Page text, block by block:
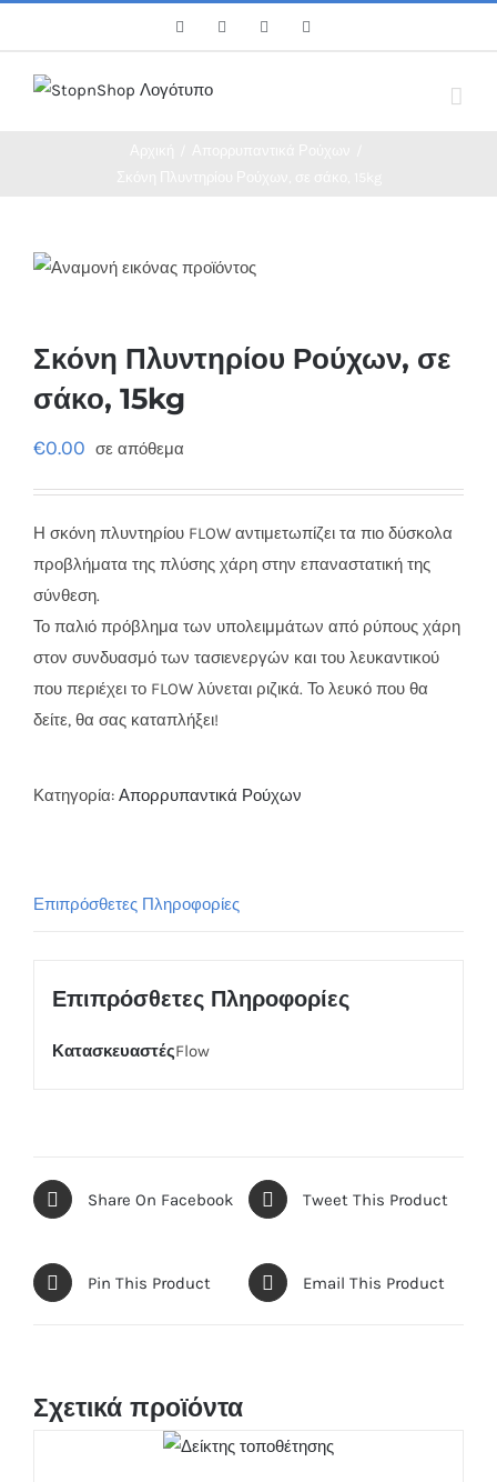
content
FacebookTwitter Instagram
Σκόνη Πλυντηρίου Ρούχων, σε
σάκο, 15kg
€0.00 σε απόθεμα
Η σκόνη πλυντηρίου FLOW αντιμετωπίζει τα πιο δύσκολα
προβλήματα της πλύσης χάρη στην επαναστατική της
σύνθεση.
Το παλιό πρόβλημα των υπολειμμάτων από ρύπους χάρη
στον συνδυασμό των τασιενεργών και του λευκαντικού
που περιέχει το FLOW λύνεται ριζικά. Το λευκό που θα
δείτε, θα σας καταπλήξει!
Κατηγορία: Απορρυπαντικά Ρούχων
Επιπρόσθετες Πληροφορίες
Επιπρόσθετες Πληροφορίες
ΚατασκευαστέςFlow
Share On Facebook Tweet This Product
Pin This Product Email This Product
Σχετικά προϊόντα